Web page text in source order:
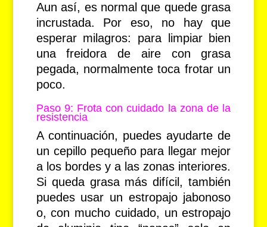
Aun así, es normal que quede grasa
incrustada. Por eso, no hay que
esperar milagros: para limpiar bien
una freidora de aire con grasa
pegada, normalmente toca frotar un
poco.
Paso 9: Frota con cuidado la zona de la
resistencia
A continuación, puedes ayudarte de
un cepillo pequeño para llegar mejor
a los bordes y a las zonas interiores.
Si queda grasa más difícil, también
puedes usar un estropajo jabonoso
o, con mucho cuidado, un estropajo